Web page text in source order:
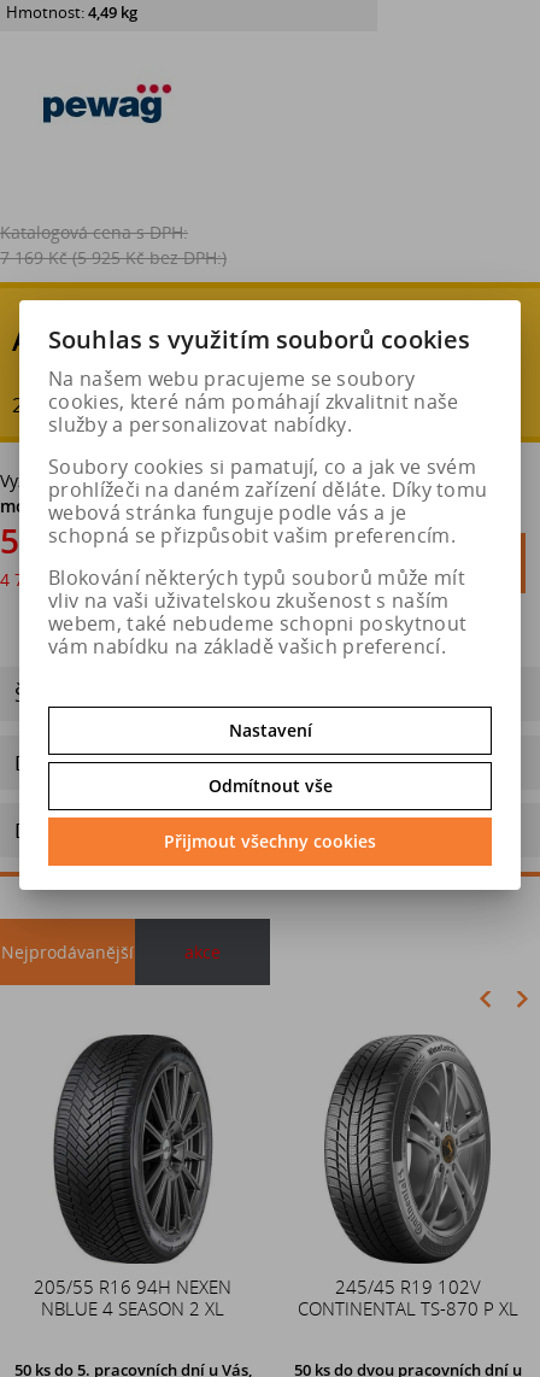
Hmotnost:4,49 kg
Katalogová cena s DPH:
7 169 Kč (5 925 Kč bez DPH:)
AKČNÍ SLEVA
20 % - ušetříte : 1 434 Kč
Vyzvednutí v pneuservisu v Hradci Králové bez poplatku. Možná
montáž.
5 735 Kč
4 740 Kčbez DPH


Do košíku
ŠTÍTEK EU
Dotaz na výrobek
Doporučit výrobek
Nejprodávanější akce
205/55 R16 94H NEXEN
NBLUE 4 SEASON 2 XL
50 ks do 5. pracovních dní u Vás,
245/45 R19 102V
CONTINENTAL TS-870 P XL
50 ks do dvou pracovních dní u
Duše 12x4 (4.00-4) kovový
zahnutý ventil TR87
Souhlas s využitím souborů cookies
Na našem webu pracujeme se soubory
cookies, které nám pomáhají zkvalitnit naše
služby a personalizovat nabídky.
Soubory cookies si pamatují, co a jak ve svém
prohlížeči na daném zařízení děláte. Díky tomu
webová stránka funguje podle vás a je
schopná se přizpůsobit vašim preferencím.
Blokování některých typů souborů může mít
vliv na vaši uživatelskou zkušenost s naším
webem, také nebudeme schopni poskytnout
vám nabídku na základě vašich preferencí.
Nastavení
Odmítnout vše
Přijmout všechny cookies